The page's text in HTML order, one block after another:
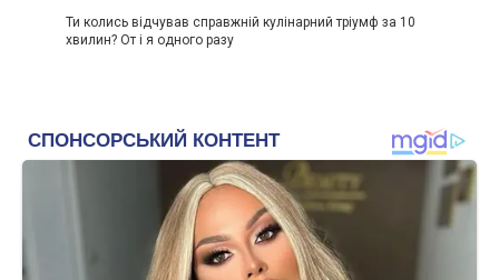
Ти колись відчував справжній кулінарний тріумф за 10
хвилин? От і я одного разу